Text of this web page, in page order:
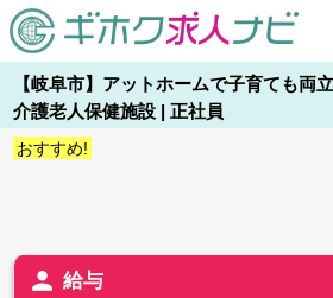
【岐阜市】アットホームで子育ても両
介護老人保健施設 | 正社員
おすすめ!
person 給与